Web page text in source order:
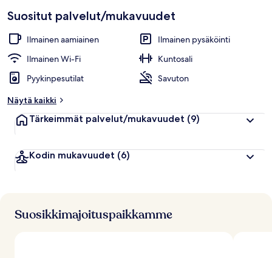
Suositut palvelut/mukavuudet
Ilmainen aamiainen
Ilmainen pysäköinti
Ilmainen Wi-Fi
Kuntosali
Pyykinpesutilat
Savuton
Näytä kaikki
Tärkeimmät palvelut/mukavuudet (9)
Kodin mukavuudet (6)
Suosikkimajoituspaikkamme